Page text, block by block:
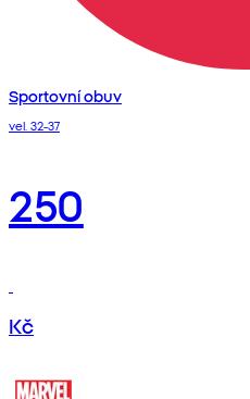
Sportovní obuv
vel. 32-37
250
Kč